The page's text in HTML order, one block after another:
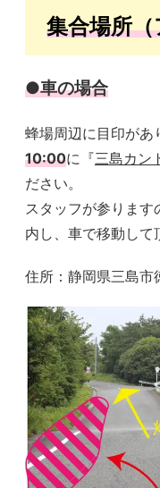
集合場所
●車の場合
蜂場周辺に目印があ
10:00に『三島カン
ださい。
スタッフが参ります
内し、車で移動して
住所：静岡県三島市